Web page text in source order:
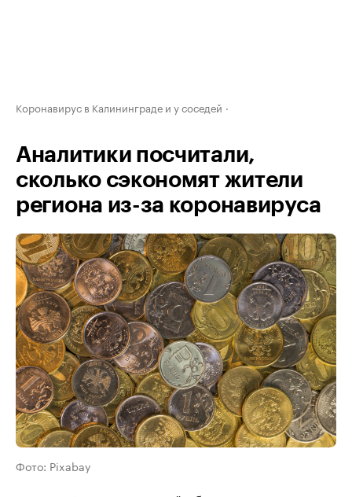
Коронавирус в Калининграде и у соседей
Аналитики посчитали,
сколько сэкономят жители
региона из-за коронавируса
Фото: Pixabay